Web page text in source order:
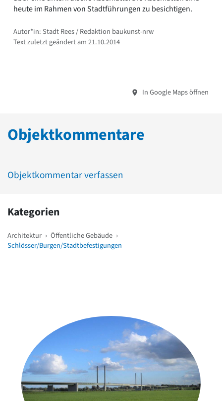
heute im Rahmen von Stadtführungen zu besichtigen.
Autor*in: Stadt Rees / Redaktion baukunst-nrw
Text zuletzt geändert am 21.10.2014
In Google Maps öffnen
Objektkommentare
Objektkommentar verfassen
Kategorien
Architektur › Öffentliche Gebäude ›
Schlösser/Burgen/Stadtbefestigungen